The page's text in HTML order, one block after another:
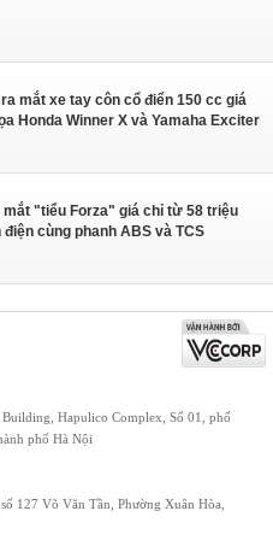
mắt xe tay côn cổ điển 150 cc giá
Honda Winner X và Yamaha Exciter
mắt "tiểu Forza" giá chỉ từ 58 triệu
cùng phanh ABS và TCS
Hapulico Complex, Số 01, phố
phố Hà Nội
127 Võ Văn Tần, Phường Xuân Hòa,